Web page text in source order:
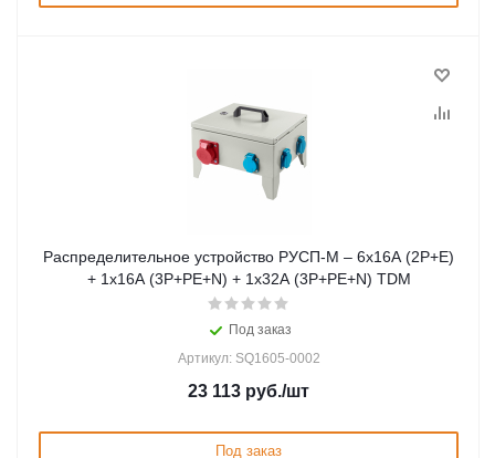
Распределительное устройство РУСП-М – 6х16A (2P+E)
+ 1х16A (3P+PE+N) + 1х32А (3P+PE+N) TDM
Под заказ
Артикул: SQ1605-0002
23 113 руб./шт
Под заказ